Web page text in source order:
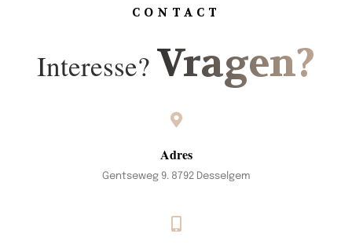
CONTACT
Interesse? Vragen?
Adres
Gentseweg 9. 8792 Desselgem